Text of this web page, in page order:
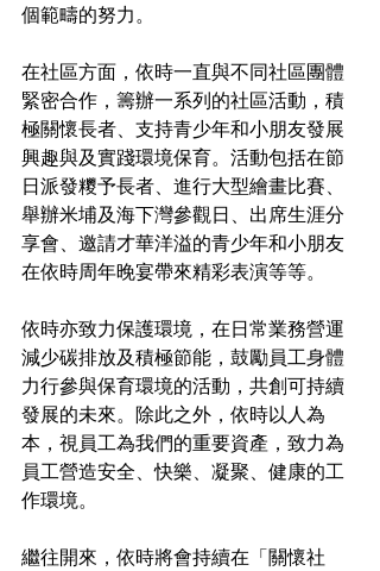
個範疇的努力。
在社區方面，依時一直與不同社區團體
緊密合作，籌辦一系列的社區活動，積
極關懷長者、支持青少年和小朋友發展
興趣與及實踐環境保育。活動包括在節
日派發糭予長者、進行大型繪畫比賽、
舉辦米埔及海下灣參觀日、出席生涯分
享會、邀請才華洋溢的青少年和小朋友
在依時周年晚宴帶來精彩表演等等。
依時亦致力保護環境，在日常業務營運
減少碳排放及積極節能，鼓勵員工身體
力行參與保育環境的活動，共創可持續
發展的未來。除此之外，依時以人為
本，視員工為我們的重要資產，致力為
員工營造安全、快樂、凝聚、健康的工
作環境。
繼往開來，依時將會持續在「關懷社